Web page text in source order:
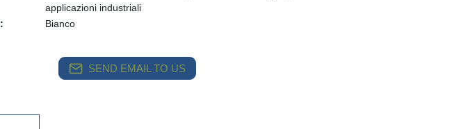
applicazioni industriali
Bianco
SEND EMAIL TO US